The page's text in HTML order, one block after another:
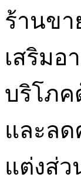
ร้านข
เสริมอ
บริโภ
และล
แต่งส่ว